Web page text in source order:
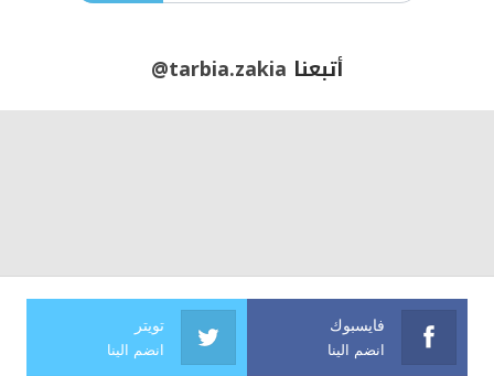
أتبعنا @tarbia.zakia
فايسبوك
انضم الينا
تويتر
انضم الينا